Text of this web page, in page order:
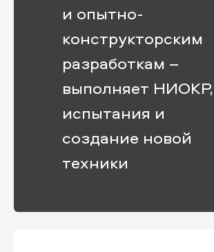
и опытно-
конструкторским
разработкам –
выполняет НИОКР,
испытания и
создание новой
техники